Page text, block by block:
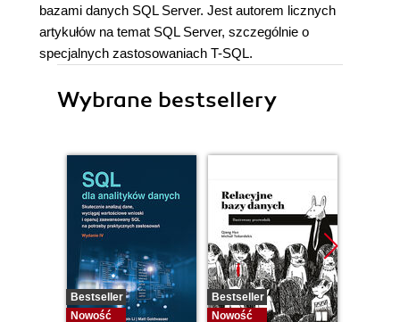
bazami danych SQL Server. Jest autorem licznych
artykułów na temat SQL Server, szczególnie o
specjalnych zastosowaniach T-SQL.
Wybrane bestsellery
Bestseller
Nowość
Bestseller
Nowość